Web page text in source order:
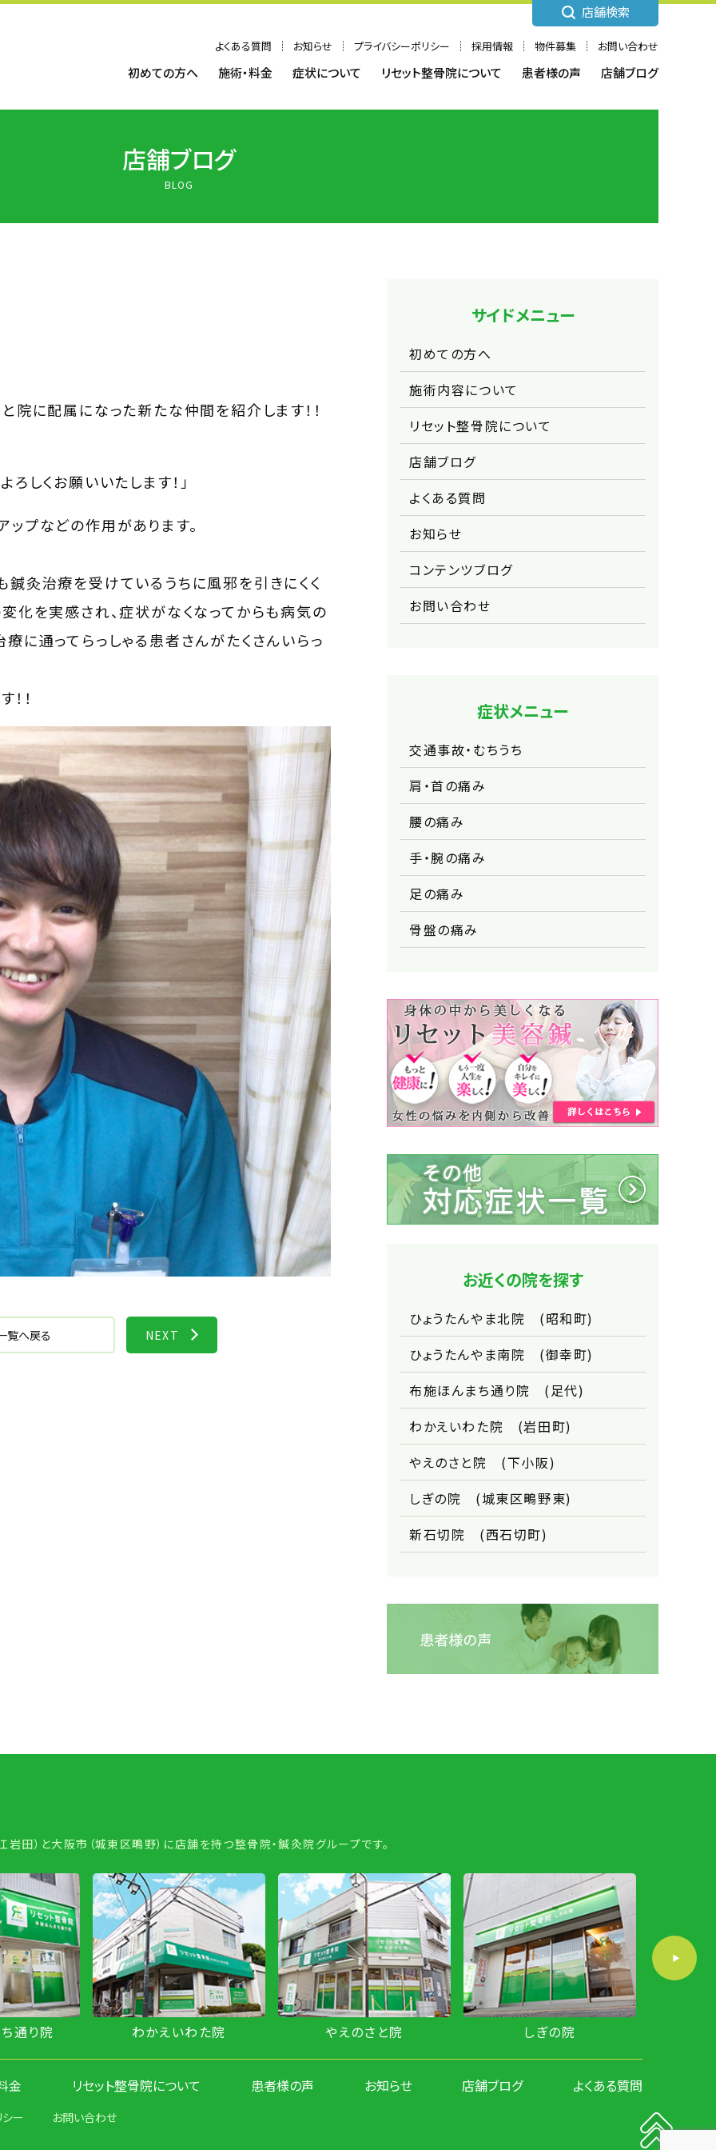
よくある質問 お知らせ プライバシーポリシー 採用情報 物件募集 お問い合わせ
初めての方へ 施術・料金 症状について リセット整骨院について 患者様の声 店舗ブログ
店舗検索
店舗ブログ
BLOG
院に配属になった新たな仲間を紹介します！！
しくお願いいたします！」
プなどの作用があります。
灸治療を受けているうちに風邪を引きにくく
化を実感され、症状がなくなってからも病気の
に通ってらっしゃる患者さんがたくさんいらっ
！
覧へ戻る NEXT
サイドメニュー
初めての方へ
施術内容について
リセット整骨院について
店舗ブログ
よくある質問
お知らせ
コンテンツブログ
お問い合わせ
症状メニュー
交通事故・むちうち
肩・首の痛み
腰の痛み
手・腕の痛み
足の痛み
骨盤の痛み
お近くの院を探す
ひょうたんやま北院 (昭和町)
ひょうたんやま南院 (御幸町)
布施ほんまち通り院 (足代)
わかえいわた院 (岩田町)
やえのさと院 (下小阪)
しぎの院 (城東区鴫野東)
新石切院 (西石切町)
岩田）と大阪市（城東区鴫野）に店舗を持つ整骨院・鍼灸院グループです。
た院 やえのさと院 しぎの院 新石切院
金 リセット整骨院について 患者様の声 お知らせ 店舗ブログ よくある質問
ー お問い合わせ